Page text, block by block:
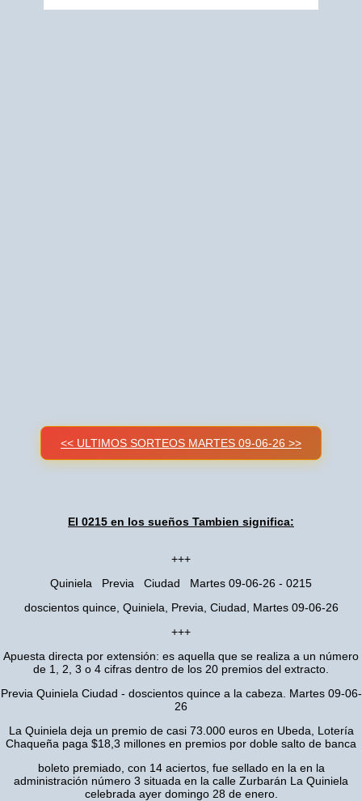
<< ULTIMOS SORTEOS MARTES 09-06-26 >>
El 0215 en los sueños Tambien significa:
+++
Quiniela Previa Ciudad Martes 09-06-26 - 0215
doscientos quince, Quiniela, Previa, Ciudad, Martes 09-06-26
+++
Apuesta directa por extensión: es aquella que se realiza a un número
de 1, 2, 3 o 4 cifras dentro de los 20 premios del extracto.
Previa Quiniela Ciudad - doscientos quince a la cabeza. Martes 09-06-
26
La Quiniela deja un premio de casi 73.000 euros en Ubeda, Lotería
Chaqueña paga $18,3 millones en premios por doble salto de banca
boleto premiado, con 14 aciertos, fue sellado en la en la
administración número 3 situada en la calle Zurbarán La Quiniela
celebrada ayer domingo 28 de enero.